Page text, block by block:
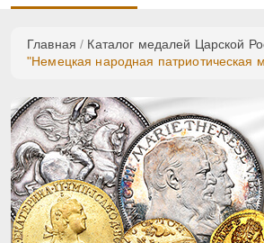
Главная / Каталог медалей Царской
"Немецкая народная патриотическая